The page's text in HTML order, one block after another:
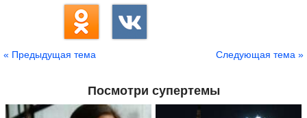
« Предыдущая тема Следующая тема »
Посмотри супертемы